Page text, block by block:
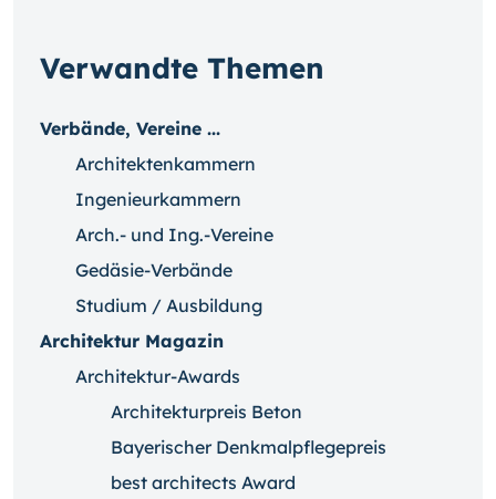
Verwandte Themen
Verbände, Vereine ...
Architektenkammern
Ingenieurkammern
Arch.- und Ing.-Vereine
Gedäsie-Verbände
Studium / Ausbildung
Architektur Magazin
Architektur-Awards
Architekturpreis Beton
Bayerischer Denkmalpflegepreis
best architects Award